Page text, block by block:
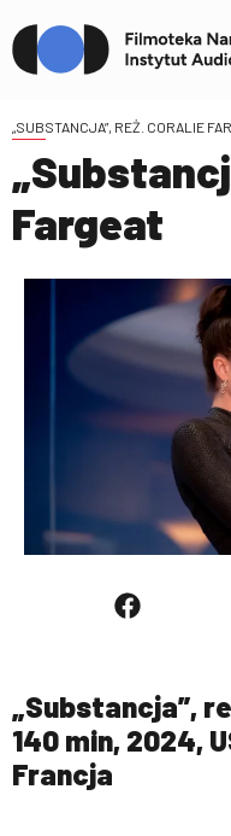
„SUBSTANCJA”, REŻ. CORALIE
Fargeat
„Substancja”,
140 min, 2024,
Francja